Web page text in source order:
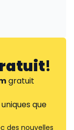
!
gratuit
que
des nouvelles